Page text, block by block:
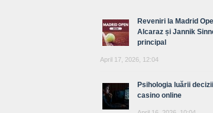
Reveniri la Madrid
Alcaraz și Jannik
principal
April 17, 2026, 12:04
Psihologia luării
casino online